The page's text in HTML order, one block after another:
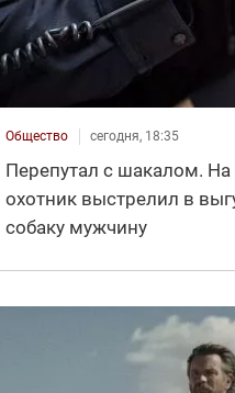
Общество сегодня, 18:35
Перепутал с шакалом. На
охотник выстрелил в
собаку мужчину